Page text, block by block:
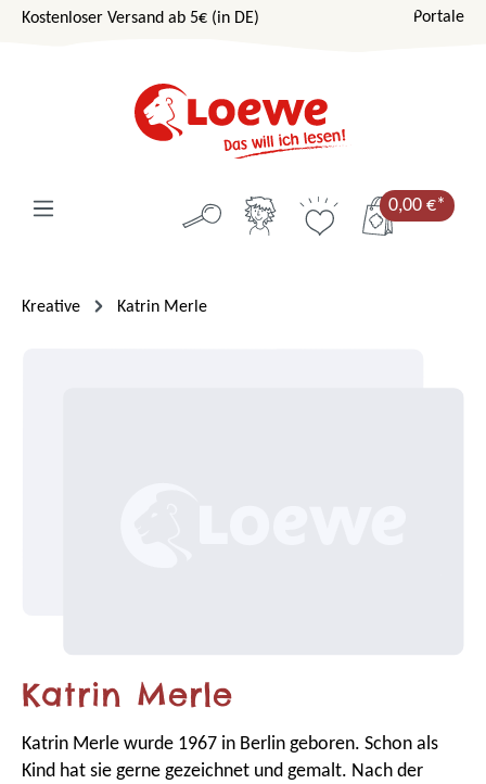
Zum Hauptinhalt springen
Kostenloser Versand ab 5€ (in DE) Portale
0,00 €*
Kreative Katrin Merle
Katrin Merle
Katrin Merle wurde 1967 in Berlin geboren. Schon als
Kind hat sie gerne gezeichnet und gemalt. Nach der